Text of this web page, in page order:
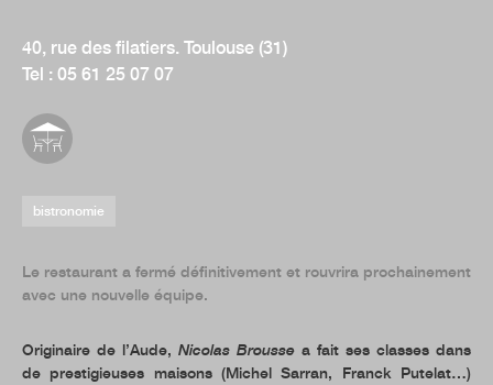
40, rue des filatiers. Toulouse (31)
Tel : 05 61 25 07 07
bistronomie
Le restaurant a fermé définitivement et rouvrira prochainement
avec une nouvelle équipe.
Originaire de l’Aude, Nicolas Brousse a fait ses classes dans
de prestigieuses maisons (Michel Sarran, Franck Putelat…)